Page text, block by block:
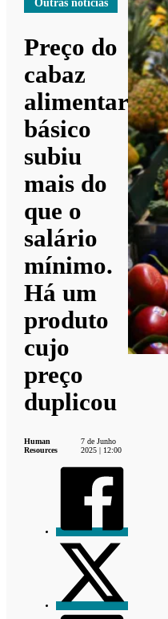
Outras notícias
Preço do
cabaz
alimentar
básico
subiu
mais do
que o
salário
mínimo.
Há um
produto
cujo
preço
duplicou
Human
Resources
7 de Junho
2025 | 12:00